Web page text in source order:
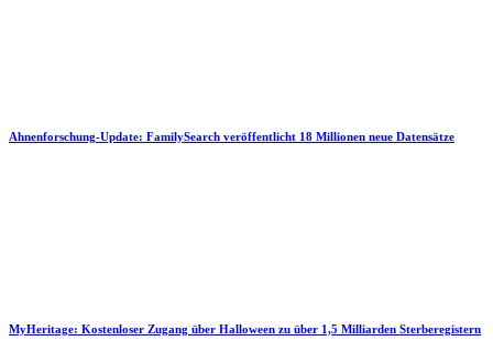
Ahnenforschung-Update: FamilySearch veröffentlicht 18 Millionen neue Datensätze
MyHeritage: Kostenloser Zugang über Halloween zu über 1,5 Milliarden Sterberegistern